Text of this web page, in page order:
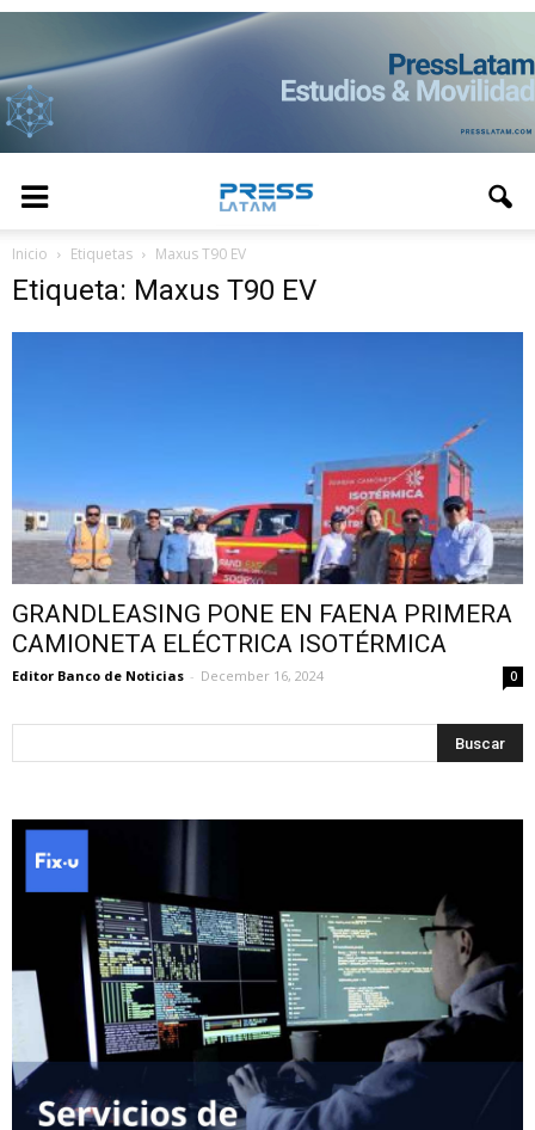
Inicio Etiquetas Maxus T90 EV
Etiqueta: Maxus T90 EV
GRANDLEASING PONE EN FAENA PRIMERA
CAMIONETA ELÉCTRICA ISOTÉRMICA
Editor Banco de Noticias - December 16, 2024 0